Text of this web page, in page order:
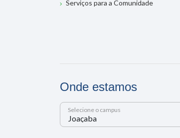
Serviços para a Comunidade
Onde estamos
Selecione o campus